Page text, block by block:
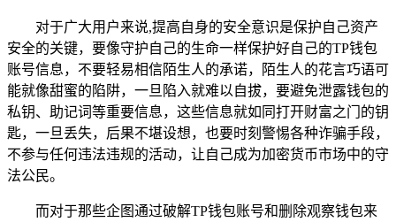
对于广大用户来说,提高自身的安全意识是保护自己资产
安全的关键，要像守护自己的生命一样保护好自己的TP钱包
账号信息，不要轻易相信陌生人的承诺，陌生人的花言巧语可
能就像甜蜜的陷阱，一旦陷入就难以自拔，要避免泄露钱包的
私钥、助记词等重要信息，这些信息就如同打开财富之门的钥
匙，一旦丢失，后果不堪设想，也要时刻警惕各种诈骗手段，
不参与任何违法违规的活动，让自己成为加密货币市场中的守
法公民。
而对于那些企图通过破解TP钱包账号和删除观察钱包来